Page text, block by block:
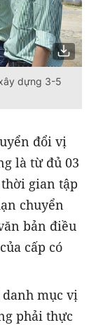
dựng 3-5
đổi vị
là từ đủ 03
gian tập
chuyển
bản điều
cấp có
danh mục vị
phải thực